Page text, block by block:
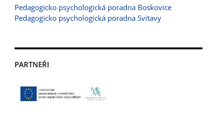
Pedagogicko psychologická poradna Boskovice
Pedagogicko psychologická poradna Svitavy
PARTNEŘI